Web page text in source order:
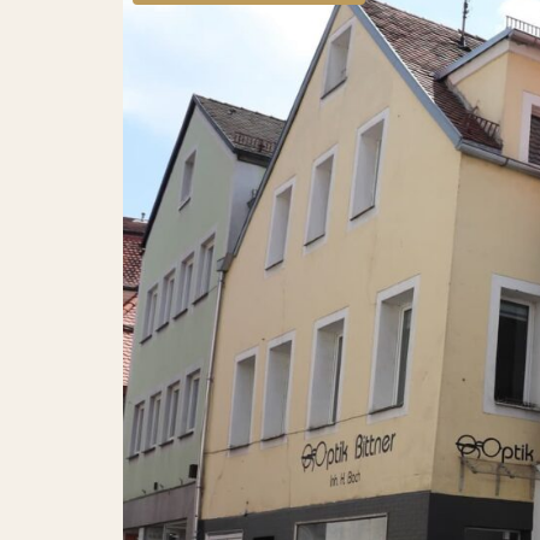
Messehotel
Fragen und Antworten